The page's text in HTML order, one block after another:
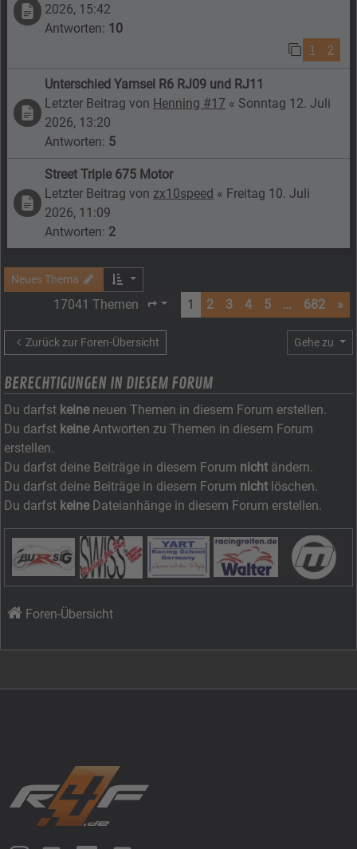
2026, 15:42
Antworten: 10
1 2
Unterschied Yamsel R6 RJ09 und RJ11
Letzter Beitrag von Henning #17 « Sonntag 12. Juli
2026, 13:20
Antworten: 5
Street Triple 675 Motor
Letzter Beitrag von zx10speed « Freitag 10. Juli
2026, 11:09
Antworten: 2
Neues Thema
17041 Themen Seite von682
1 2 3 4 5 … 682 »
Zurück zur Foren-Übersicht Gehe zu
BERECHTIGUNGEN IN DIESEM FORUM
Du darfst keineneuen Themen in diesem Forum erstellen.
Du darfst keineAntworten zu Themen in diesem Forum
erstellen.
Du darfst deine Beiträge in diesem Forum nicht ändern.
Du darfst deine Beiträge in diesem Forum nicht löschen.
Du darfst keineDateianhänge in diesem Forum erstellen.
Foren-Übersicht